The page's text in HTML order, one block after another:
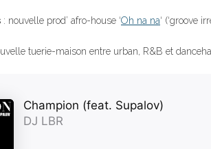
: nouvelle prod’ afro-house ‘Oh na na‘ (‘groove
tuerie-maison entre urban, R&B et